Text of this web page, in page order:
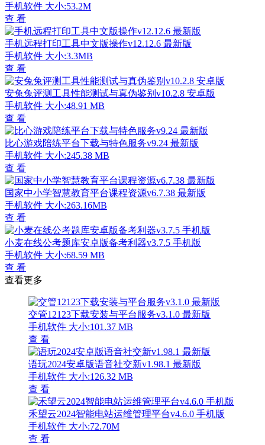
手机软件 大小:53.2M
查 看
手机远程打印工具中文版操作v12.12.6 最新版
手机软件 大小:3.3MB
查 看
安兔兔评测工具性能测试与真伪鉴别v10.2.8 安卓版
手机软件 大小:48.91 MB
查 看
比心游戏陪练平台下载与特色服务v9.24 最新版
手机软件 大小:245.38 MB
查 看
国家中小学智慧教育平台课程资源v6.7.38 最新版
手机软件 大小:263.16MB
查 看
小麦在线公考题库安卓版备考利器v3.7.5 手机版
手机软件 大小:68.59 MB
查 看
查看更多
交管12123下载安装与平台服务v3.1.0 最新版
手机软件 大小:101.37 MB
查 看
语玩2024安卓版语音社交新v1.98.1 最新版
手机软件 大小:126.32 MB
查 看
禾望云2024智能电站运维管理平台v4.6.0 手机版
手机软件 大小:72.70M
查 看